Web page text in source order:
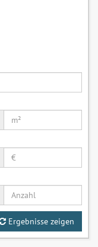
Ergebnisse zeigen